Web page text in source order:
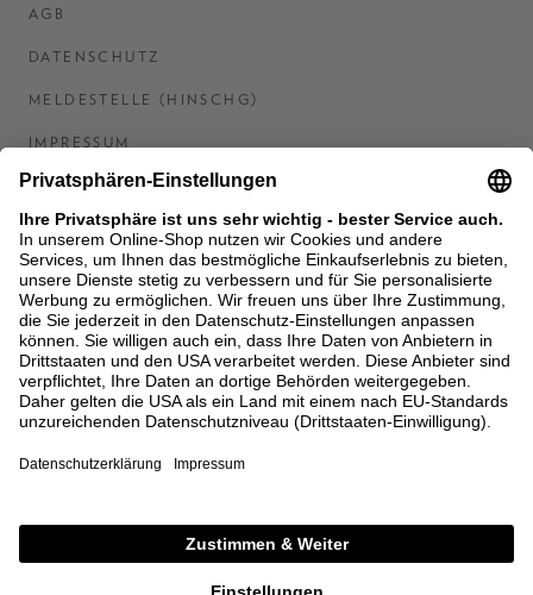
AGB
DATENSCHUTZ
MELDESTELLE (HINSCHG)
IMPRESSUM
BARRIEREFREIHEITSERKLÄRUNG
KONTAKT
COOKIES
MEN'S WORLD: BRAUN HAMBURG
Ein Unternehmen der Unger GmbH & Co. KG
EINKAUF VON 400 € NACH RETOURE, NICHT
CHECKOUT. GUTSCHEINE, REDUZIERTE ARTIKEL
SOWIE VEREINZELTE MARKEN SIND VON DER